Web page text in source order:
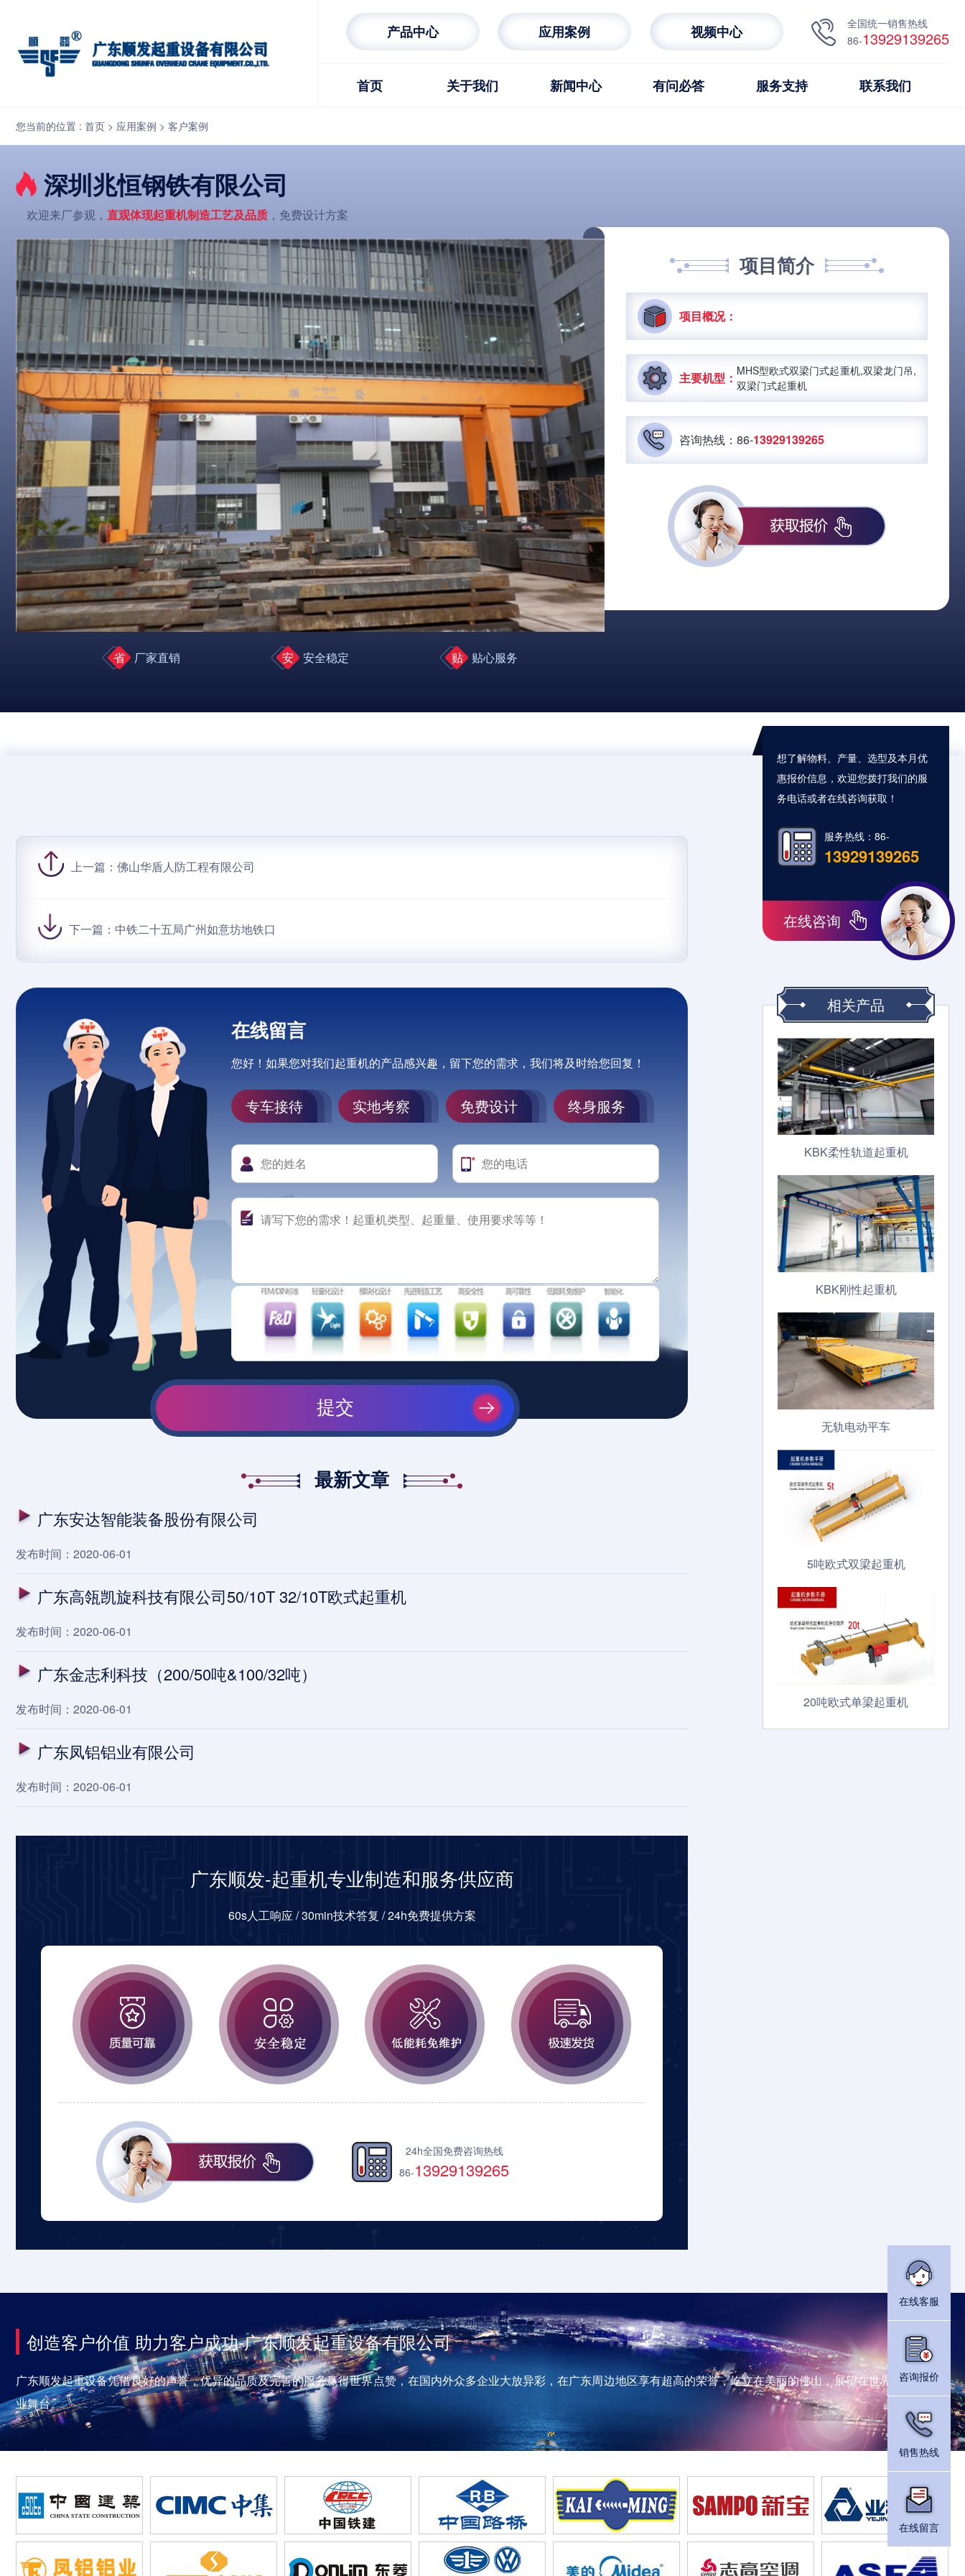
产品中心 应用案例 视频中心
全国统一销售热线
86-13929139265
首页 关于我们 新闻中心 有问必答 服务支持 联系我们
深圳兆恒钢铁有限公司
您当前的位置 : 首页 > 应用案例 > 客户案例
深圳兆恒钢铁有限公司
欢迎来厂参观， 直观体现起重机制造工艺及品质 ，免费设计方案
省 厂家直销 安 安全稳定 贴 贴心服务
项目简介
项目概况：
主要机型： MHS型欧式双梁门式起重机,双梁龙门吊,
双梁门式起重机
咨询热线：86-13929139265
上一篇： 佛山华盾人防工程有限公司
下一篇： 中铁二十五局广州如意坊地铁口
在线留言
您好！如果您对我们起重机的产品感兴趣，留下您的需求，我们将及时给您回复！
专车接待 实地考察 免费设计 终身服务
提交
最新文章
广东安达智能装备股份有限公司
发布时间：2020-06-01
广东高瓴凯旋科技有限公司50/10T 32/10T欧式起重机
发布时间：2020-06-01
广东金志利科技（200/50吨&100/32吨）
发布时间：2020-06-01
广东凤铝铝业有限公司
发布时间：2020-06-01
广东顺发-起重机专业制造和服务供应商
60s人工响应 / 30min技术答复 / 24h免费提供方案
24h全国免费咨询热线
86-13929139265
想了解物料、产量、选型及本月优
惠报价信息，欢迎您拨打我们的服
务电话或者在线咨询获取！
服务热线：86-
13929139265
在线咨询
相关产品
KBK柔性轨道起重机
KBK刚性起重机
无轨电动平车
5吨欧式双梁起重机
20吨欧式单梁起重机
创造客户价值 助力客户成功-广东顺发起重设备有限公司
广东顺发起重设备凭借良好的声誉，优异的品质及完善的服务赢得世界点赞，在国内外众多企业大放异彩，在广东周边地区享有超高的荣誉，屹立在美丽的佛山，展望在世界的起重机行
业舞台。
在线客服
咨询报价
销售热线
在线留言